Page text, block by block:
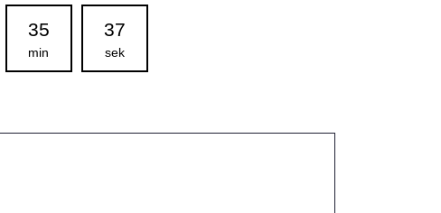
35
min
36
sek